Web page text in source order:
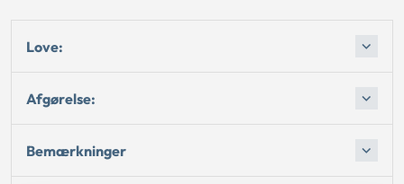
Love:
Afgørelse:
Bemærkninger